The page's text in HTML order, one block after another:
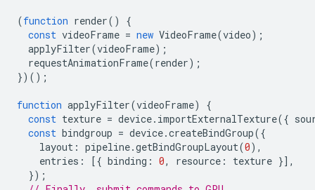
(function render()
{
const videoFrame = new VideoFrame(video);
applyFilter(videoFrame);
requestAnimationFrame(render);
})();
function applyFilter(videoFrame)
{
const texture = device. importExternalTexture({
const bindgroup = device.createBindGroup({
layout : pipeline.getBindGroupLayout(0),
entries : [{ binding : 0, resource : texture }],
});